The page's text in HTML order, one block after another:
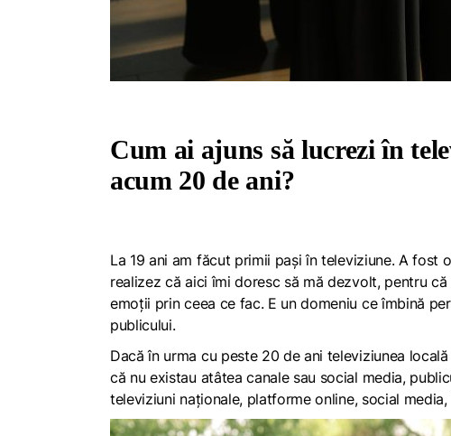
Cum ai ajuns să lucrezi în
acum 20 de ani?
La 19 ani am făcut primii pași în televiziune. A
realizez că aici îmi doresc să mă dezvolt, pentru
emoții prin ceea ce fac. E un domeniu ce îmbină
publicului.
Dacă în urma cu peste 20 de ani televiziunea
că nu existau atâtea canale sau social media,
televiziuni naționale, platforme online, social